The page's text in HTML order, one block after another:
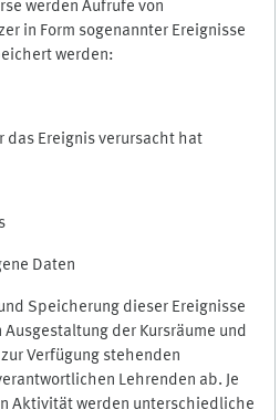
werden Aufrufe von
in Form sogenannter Ereignisse
werden:
das Ereignis verursacht hat
Daten
Speicherung dieser Ereignisse
der Kursräume und
Verfügung stehenden
Lehrenden ab. Je
Aktivität werden unterschiedliche